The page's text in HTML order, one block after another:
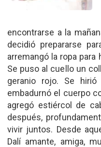
encontrarse a la
decidió prepararse
arremangó la ropa
Se puso al cuello un
geranio rojo. Se
embadurnó el cuerpo
agregó estiércol de
después,
vivir juntos. Desde
Dalí amante, amiga,